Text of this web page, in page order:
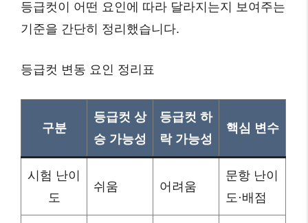
등급컷이 어떤 요인에 따라 달라지는지 보여주는
기준을 간단히 정리했습니다.
등급컷 변동 요인 정리표
구분
등급컷 상
승 가능성
등급컷 하
락 가능성
핵심 변수
시험 난이
도
쉬움 어려움
문항 난이
도·배점